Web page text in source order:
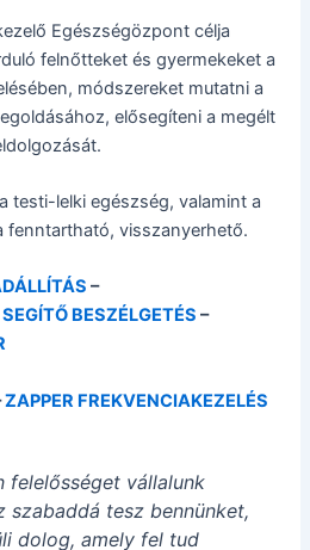
Egészségözpont célja
felnőtteket és gyermekeket a
módszereket mutatni a
elősegíteni a megélt
testi-lelki egészség, valamint a
fenntartható, visszanyerhető.
–
BESZÉLGETÉS –
ZAPPER FREKVENCIAKEZELÉS
felelősséget vállalunk
szabaddá tesz bennünket,
dolog, amely fel tud